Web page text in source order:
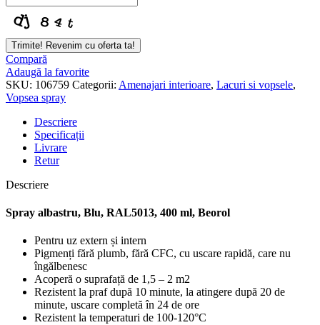
Trimite! Revenim cu oferta ta!
Email
Address *
Compară
Adaugă la favorite
SKU: 106759 Categorii: Amenajari interioare, Lacuri si vopsele,
Vopsea spray
Descriere
Specificații
Livrare
Retur
Descriere
Spray albastru, Blu, RAL5013, 400 ml, Beorol
Pentru uz extern și intern
Pigmenți fără plumb, fără CFC, cu uscare rapidă, care nu
îngălbenesc
Acoperă o suprafață de 1,5 – 2 m2
Rezistent la praf după 10 minute, la atingere după 20 de
minute, uscare completă în 24 de ore
Rezistent la temperaturi de 100-120°C